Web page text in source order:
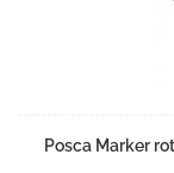
Posca Marker